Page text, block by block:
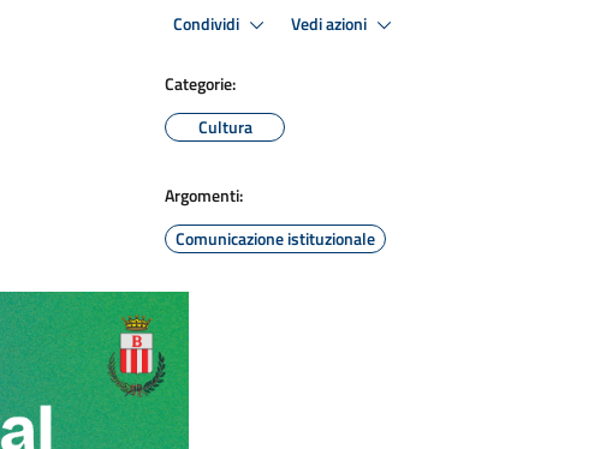
Condividi Vedi azioni
Categorie:
Cultura
Argomenti:
Comunicazione istituzionale